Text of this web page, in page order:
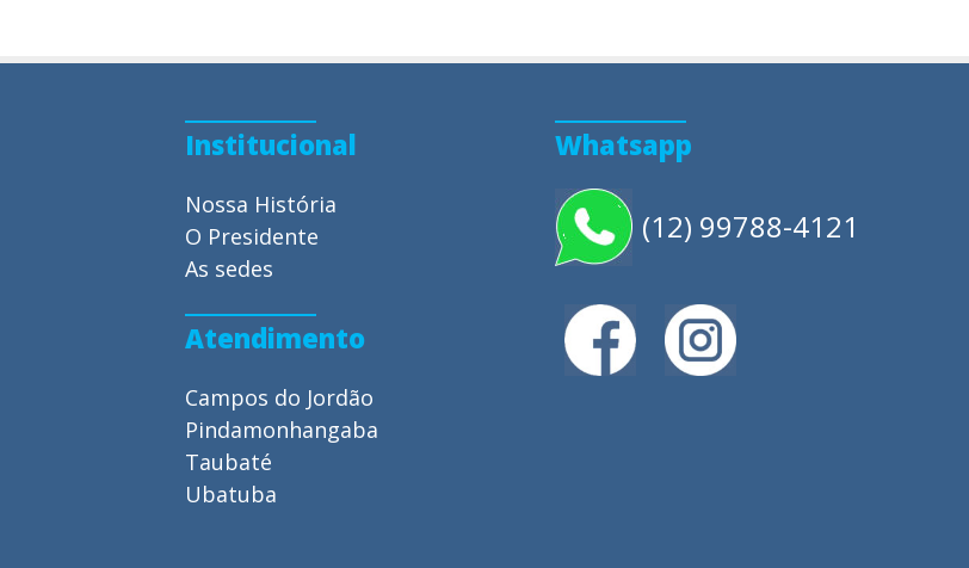
Institucional
Nossa História
O Presidente
As sedes
Atendimento
Campos do Jordão
Pindamonhangaba
Taubaté
Ubatuba
Whatsapp
(12) 99788-4121